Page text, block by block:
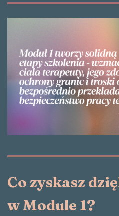
Co zyskasz
w Module 1?